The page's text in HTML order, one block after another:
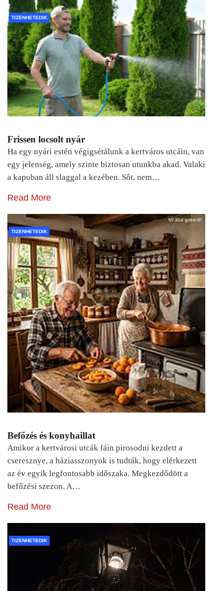
TIZENHETEDIK
Frissen locsolt nyár
Ha egy nyári estén végigsétálunk a kertváros utcáin, van
egy jelenség, amely szinte biztosan utunkba akad. Valaki
a kapuban áll slaggal a kezében. Sőt, nem…
Read More
TIZENHETEDIK
Befőzés és konyhaillat
Amikor a kertvárosi utcák fáin pirosodni kezdett a
cseresznye, a háziasszonyok is tudták, hogy elérkezett
az év egyik legfontosabb időszaka. Megkezdődött a
befőzési szezon. A…
Read More
TIZENHETEDIK